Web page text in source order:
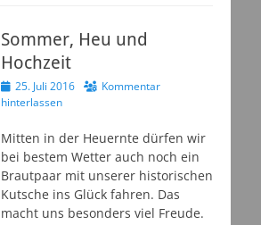
Sommer, Heu und
Hochzeit
Veröffentlicht
am
25. Juli 2016
Kommentar
hinterlassen
Mitten in der Heuernte dürfen wir
bei bestem Wetter auch noch ein
Brautpaar mit unserer historischen
Kutsche ins Glück fahren. Das
macht uns besonders viel Freude.